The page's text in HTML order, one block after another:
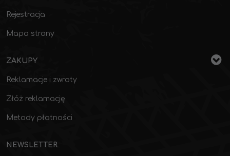
Rejestracja
Mapa strony
ZAKUPY
Reklamacje i zwroty
Złóż reklamację
Metody płatności
NEWSLETTER